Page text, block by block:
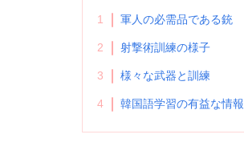
1 軍人の必需品である銃
2 射撃術訓練の様子
3 様々な武器と訓練
4 韓国語学習の有益な情報